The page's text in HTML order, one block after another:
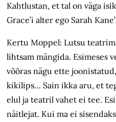
Kahtlustan, et tal on väga
Grace’i alter ego Sarah
Kertu Moppel: Lutsu
lihtsam mängida. Esimeses
võõras nägu ette
kikilips… Sain ikka aru, et
elul ja teatril vahet ei tee.
näitlejat. Kui ma ei